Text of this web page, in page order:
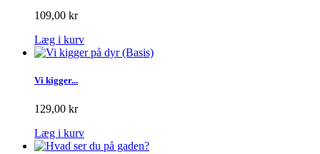
109,00 kr
Læg i kurv
Vi kigger...
129,00 kr
Læg i kurv